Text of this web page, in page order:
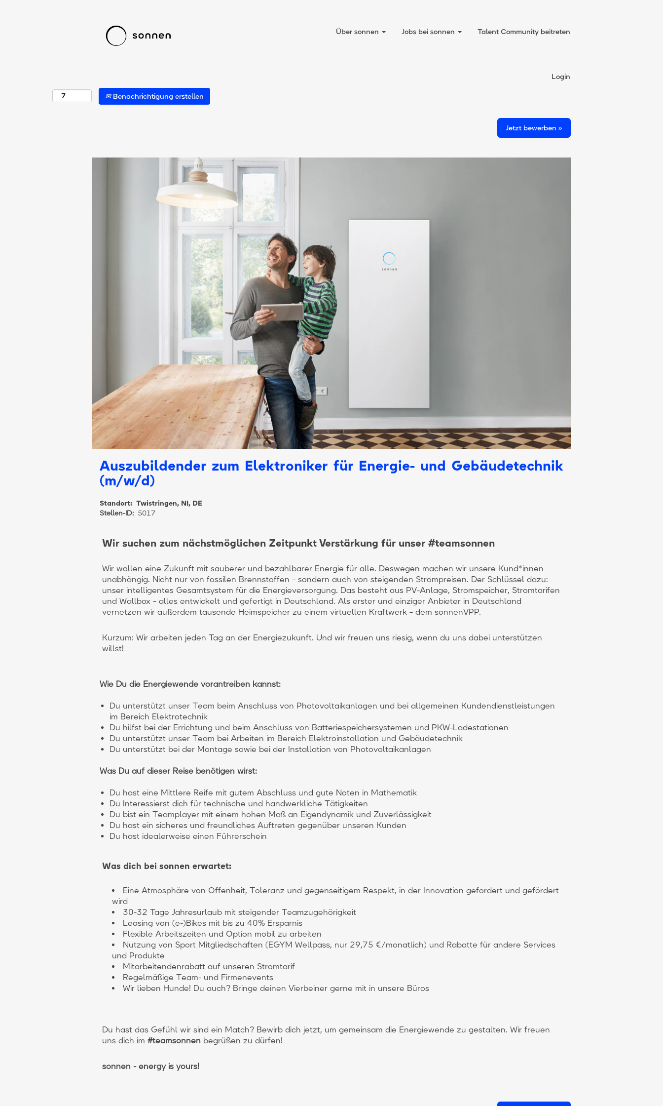
Über sonnen Jobs bei sonnen Talent Community beitreten
Login
Mehr Optionen anzeigen
Benachrichtigung erstellen
Jetzt bewerben »
Auszubildender zum Elektroniker für Energie- und Gebäudetechnik
(m/w/d)
Standort: Twistringen, NI, DE
Stellen-ID: 5017
Wir suchen zum nächstmöglichen Zeitpunkt Verstärkung für unser #teamsonnen
Wir wollen eine Zukunft mit sauberer und bezahlbarer Energie für alle. Deswegen machen wir unsere Kund*innen
unabhängig. Nicht nur von fossilen Brennstoffen – sondern auch von steigenden Strompreisen. Der Schlüssel dazu:
unser intelligentes Gesamtsystem für die Energieversorgung. Das besteht aus PV-Anlage, Stromspeicher, Stromtarifen
und Wallbox – alles entwickelt und gefertigt in Deutschland. Als erster und einziger Anbieter in Deutschland
vernetzen wir außerdem tausende Heimspeicher zu einem virtuellen Kraftwerk – dem sonnenVPP.
Kurzum: Wir arbeiten jeden Tag an der Energiezukunft. Und wir freuen uns riesig, wenn du uns dabei unterstützen
willst!
Wie Du die Energiewende vorantreiben kannst:
Du unterstützt unser Team beim Anschluss von Photovoltaikanlagen und bei allgemeinen Kundendienstleistungen
im Bereich Elektrotechnik
Du hilfst bei der Errichtung und beim Anschluss von Batteriespeichersystemen und PKW-Ladestationen
Du unterstützt unser Team bei Arbeiten im Bereich Elektroinstallation und Gebäudetechnik
Du unterstützt bei der Montage sowie bei der Installation von Photovoltaikanlagen
Was Du auf dieser Reise benötigen wirst:
Du hast eine Mittlere Reife mit gutem Abschluss und gute Noten in Mathematik
Du Interessierst dich für technische und handwerkliche Tätigkeiten
Du bist ein Teamplayer mit einem hohen Maß an Eigendynamik und Zuverlässigkeit
Du hast ein sicheres und freundliches Auftreten gegenüber unseren Kunden
Du hast idealerweise einen Führerschein
Was dich bei sonnen erwartet:
Eine Atmosphäre von Offenheit, Toleranz und gegenseitigem Respekt, in der Innovation gefordert und gefördert
wird
30-32 Tage Jahresurlaub mit steigender Teamzugehörigkeit
Leasing von (e-)Bikes mit bis zu 40% Ersparnis
Flexible Arbeitszeiten und Option mobil zu arbeiten
Nutzung von Sport Mitgliedschaften (EGYM Wellpass, nur 29,75 €/monatlich) und Rabatte für andere Services
und Produkte
Mitarbeitendenrabatt auf unseren Stromtarif
Regelmäßige Team- und Firmenevents
Wir lieben Hunde! Du auch? Bringe deinen Vierbeiner gerne mit in unsere Büros
Du hast das Gefühl wir sind ein Match? Bewirb dich jetzt, um gemeinsam die Energiewende zu gestalten. Wir freuen
uns dich im #teamsonnen begrüßen zu dürfen!
sonnen - energy is yours!